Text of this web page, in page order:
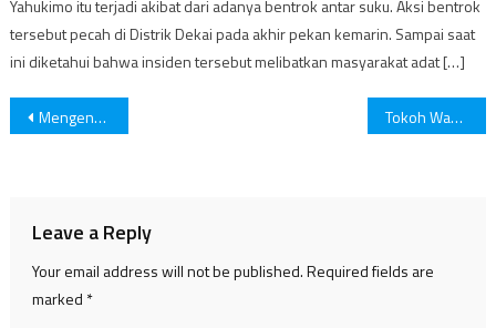
Yahukimo itu terjadi akibat dari adanya bentrok antar suku. Aksi bentrok
tersebut pecah di Distrik Dekai pada akhir pekan kemarin. Sampai saat
ini diketahui bahwa insiden tersebut melibatkan masyarakat adat […]
Post
Mengenal Bom Termobarik Milik Rusia Tokoh Wanita Hari Ini: Ratu Kalinyamat Patriot Wanita Dari Jepara
Leave a Reply
Your email address will not be published.Required fields are
marked *